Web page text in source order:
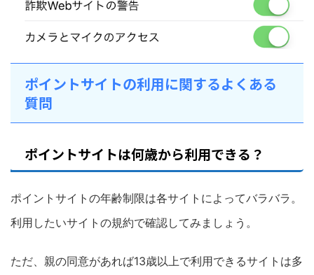
ポイントサイトの利用に関するよくある
質問
ポイントサイトは何歳から利用できる？
ポイントサイトの年齢制限は各サイトによってバラバラ。
利用したいサイトの規約で確認してみましょう。
ただ、親の同意があれば13歳以上で利用できるサイトは多